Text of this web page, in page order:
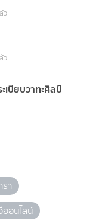
ว
ว
เบียบวาทะศิลป์
รา
อนไลน์